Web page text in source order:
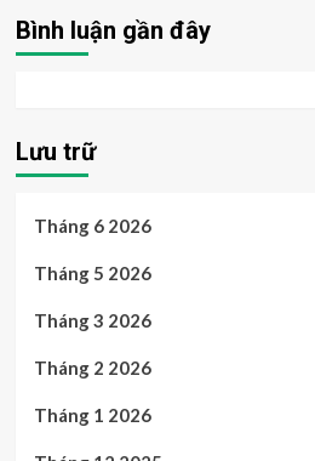
Bình luận gần đây
Lưu trữ
Tháng 6 2026
Tháng 5 2026
Tháng 3 2026
Tháng 2 2026
Tháng 1 2026